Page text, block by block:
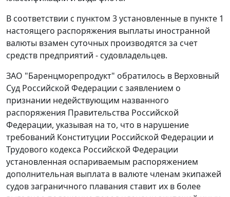
В соответствии с пунктом 3установленные в пункте 1
настоящего распоряжения выплаты иностранной
валюты взамен суточных производятся за счет
средств предприятий - судовладельцев.
ЗАО "Баренцморепродукт" обратилось в Верховный
Суд Российской Федерации с заявлением о
признании недействующим названного
распоряжения Правительства Российской
Федерации, указывая на то, что в нарушение
требований Конституции Российской Федерации и
Трудового кодекса Российской Федерации
установленная оспариваемым распоряжением
дополнительная выплата в валюте членам экипажей
судов заграничного плавания ставит их в более